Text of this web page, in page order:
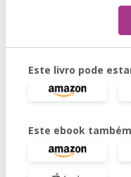
Este livro pode
Este ebook